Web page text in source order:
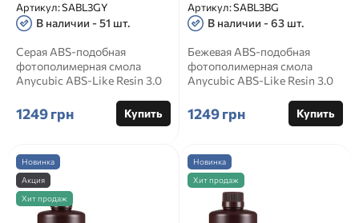
Артикул:SABL3GY
В наличии - 51 шт.
Серая ABS-подобная
фотополимерная смола
Anycubic ABS-Like Resin 3.0
Res...
1249 грн Купить
Артикул:SABL3BG
В наличии - 63 шт.
Бежевая ABS-подобная
фотополимерная смола
Anycubic ABS-Like Resin 3.0
...
1249 грн Купить
Новинка
Акция
Хит продаж
Новинка
Хит продаж